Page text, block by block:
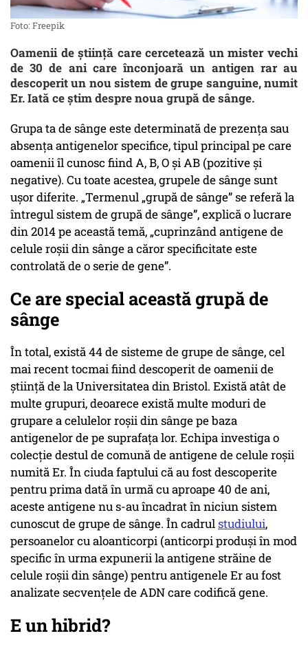
Foto: Freepik
Oamenii de știință care cercetează un mister vechi
de 30 de ani care înconjoară un antigen rar au
descoperit un nou sistem de grupe sanguine, numit
Er. Iată ce știm despre noua grupă de sânge.
Grupa ta de sânge este determinată de prezența sau
absența antigenelor specifice, tipul principal pe care
oamenii îl cunosc fiind A, B, O și AB (pozitive și
negative). Cu toate acestea, grupele de sânge sunt
ușor diferite. „Termenul „grupă de sânge” se referă la
întregul sistem de grupă de sânge”, explică o lucrare
din 2014 pe această temă, „cuprinzând antigene de
celule roșii din sânge a căror specificitate este
controlată de o serie de gene”.
Ce are special această grupă de
sânge
În total, există 44 de sisteme de grupe de sânge, cel
mai recent tocmai fiind descoperit de oamenii de
știință de la Universitatea din Bristol. Există atât de
multe grupuri, deoarece există multe moduri de
grupare a celulelor roșii din sânge pe baza
antigenelor de pe suprafața lor. Echipa investiga o
colecție destul de comună de antigene de celule roșii
numită Er. În ciuda faptului că au fost descoperite
pentru prima dată în urmă cu aproape 40 de ani,
aceste antigene nu s-au încadrat în niciun sistem
cunoscut de grupe de sânge. În cadrulstudiului,
persoanelor cu aloanticorpi (anticorpi produși în mod
specific în urma expunerii la antigene străine de
celule roșii din sânge) pentru antigenele Er au fost
analizate secvențele de ADN care codifică gene.
E un hibrid?